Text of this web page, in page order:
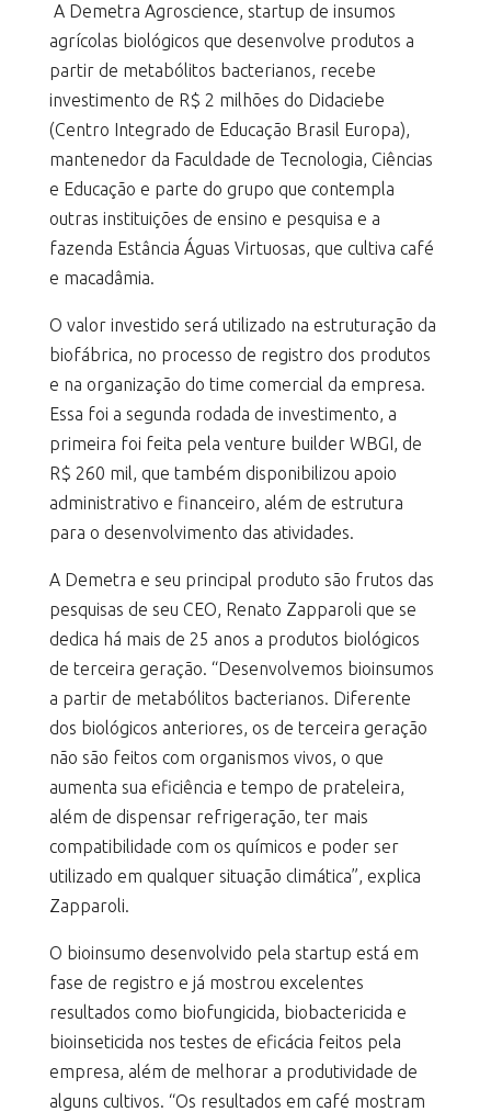
A Demetra Agroscience, startup de insumos
agrícolas biológicos que desenvolve produtos a
partir de metabólitos bacterianos, recebe
investimento de R$ 2 milhões do Didaciebe
(Centro Integrado de Educação Brasil Europa),
mantenedor da Faculdade de Tecnologia, Ciências
e Educação e parte do grupo que contempla
outras instituições de ensino e pesquisa e a
fazenda Estância Águas Virtuosas, que cultiva café
e macadâmia.
O valor investido será utilizado na estruturação da
biofábrica, no processo de registro dos produtos
e na organização do time comercial da empresa.
Essa foi a segunda rodada de investimento, a
primeira foi feita pela venture builder WBGI, de
R$ 260 mil, que também disponibilizou apoio
administrativo e financeiro, além de estrutura
para o desenvolvimento das atividades.
A Demetra e seu principal produto são frutos das
pesquisas de seu CEO, Renato Zapparoli que se
dedica há mais de 25 anos a produtos biológicos
de terceira geração. “Desenvolvemos bioinsumos
a partir de metabólitos bacterianos. Diferente
dos biológicos anteriores, os de terceira geração
não são feitos com organismos vivos, o que
aumenta sua eficiência e tempo de prateleira,
além de dispensar refrigeração, ter mais
compatibilidade com os químicos e poder ser
utilizado em qualquer situação climática”, explica
Zapparoli.
O bioinsumo desenvolvido pela startup está em
fase de registro e já mostrou excelentes
resultados como biofungicida, biobactericida e
bioinseticida nos testes de eficácia feitos pela
empresa, além de melhorar a produtividade de
alguns cultivos. “Os resultados em café mostram